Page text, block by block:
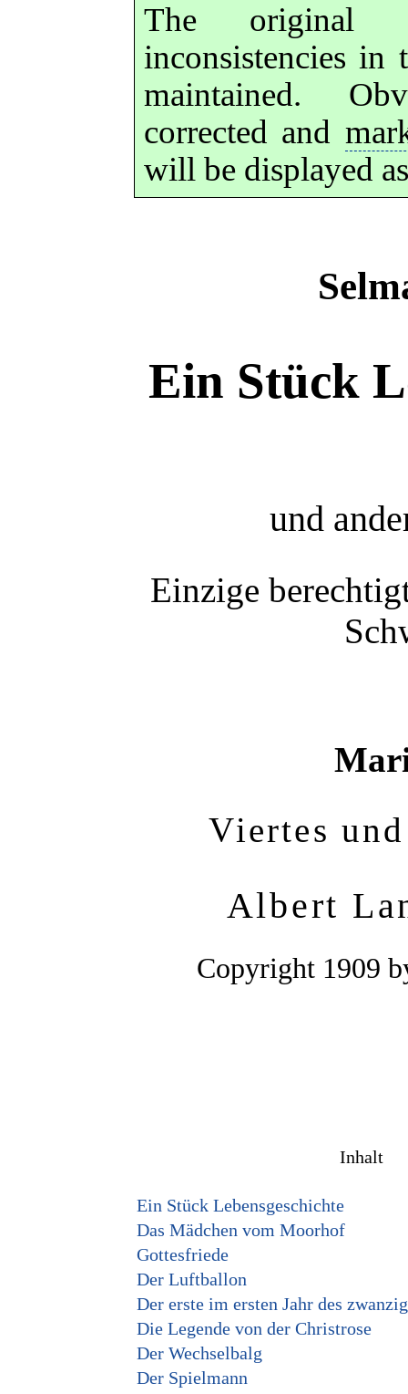
The original
inconsistencies in
maintained.
corrected and
will be displayed
Ein Stück
und
Einzige
Viertes
Albert
Copyright 1909
Inhalt
Ein Stück Lebensgeschichte
Das Mädchen vom Moorhof
Gottesfriede
Der Luftballon
Der erste im ersten Jahr des
Die Legende von der Christrose
Der Wechselbalg
Der Spielmann